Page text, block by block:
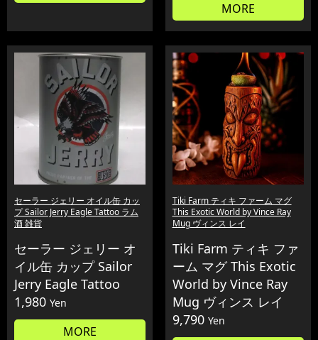
MORE
セーラー ジェリー オイル缶 カッ
プ Sailor Jerry Eagle Tattoo ラム
酒 雑貨
セーラー ジェリー オ
イル缶 カップ Sailor
Jerry Eagle Tattoo
1,980 Yen
MORE
Tiki Farm ティキ ファーム マグ
This Exotic World by Vince Ray
Mug ヴィンス レイ
Tiki Farm ティキ ファ
ーム マグ This Exotic
World by Vince Ray
Mug ヴィンス レイ
9,790 Yen